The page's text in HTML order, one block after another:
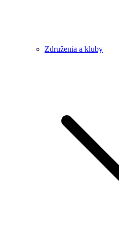
Združenia a kluby